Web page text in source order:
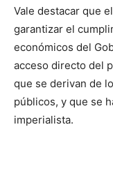
Vale destacar que
garantizar el
económicos del
acceso directo del
que se derivan de
públicos, y que se
imperialista.